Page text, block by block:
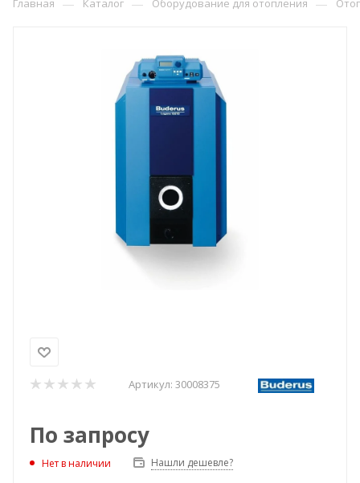
Главная — Каталог — Оборудование для отопления —
Артикул: 30008375
По запросу
Нет в наличии Нашли дешевле?